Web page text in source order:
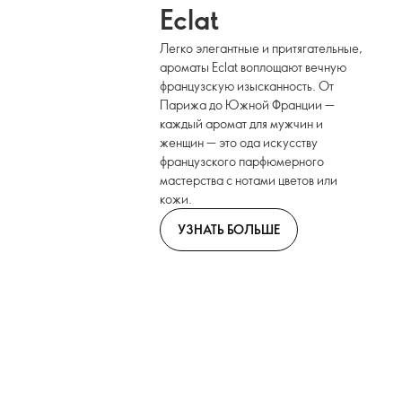
Eclat
Легко элегантные и притягательные,
ароматы Eclat воплощают вечную
французскую изысканность. От
Парижа до Южной Франции —
каждый аромат для мужчин и
женщин — это ода искусству
французского парфюмерного
мастерства с нотами цветов или
кожи.
УЗНАТЬ БОЛЬШЕ